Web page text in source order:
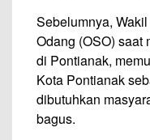
Sebelumnya,
Odang (OSO) saat
di Pontianak,
Kota Pontianak
dibutuhkan
bagus.